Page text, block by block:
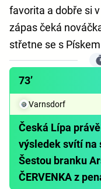
favorita a dobře si
zápas čeká
střetne se s
73’
Varnsdorf
Česká Lípa
výsledek svítí na
Šestou branku
ČERVENKA z